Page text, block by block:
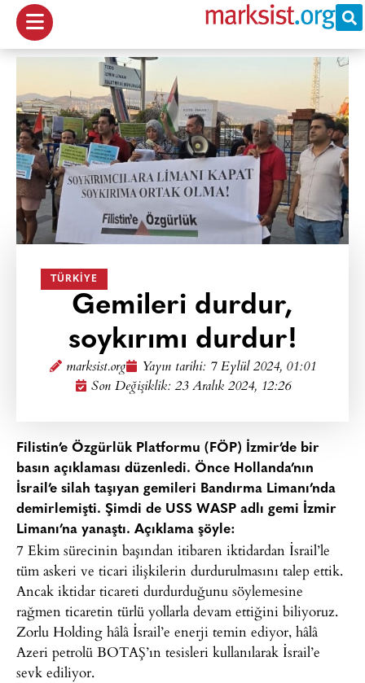
TÜRKIYE
Gemileri durdur,
soykırımı durdur!
marksist.org Yayın tarihi: 7 Eylül 2024, 01:01
Son Değişiklik: 23 Aralık 2024, 12:26
Filistin’e Özgürlük Platformu (FÖP) İzmir’de bir
basın açıklaması düzenledi. Önce Hollanda’nın
İsrail’e silah taşıyan gemileri Bandırma Limanı’nda
demirlemişti. Şimdi de USS WASP adlı gemi İzmir
Limanı’na yanaştı. Açıklama şöyle:
7 Ekim sürecinin başından itibaren iktidardan İsrail’le
tüm askeri ve ticari ilişkilerin durdurulmasını talep ettik.
Ancak iktidar ticareti durdurduğunu söylemesine
rağmen ticaretin türlü yollarla devam ettiğini biliyoruz.
Zorlu Holding hâlâ İsrail’e enerji temin ediyor, hâlâ
Azeri petrolü BOTAŞ’ın tesisleri kullanılarak İsrail’e
sevk ediliyor.